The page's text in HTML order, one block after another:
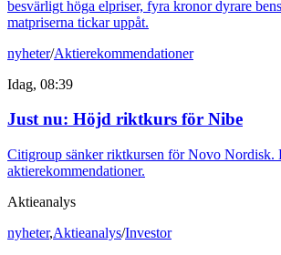
besvärligt höga elpriser, fyra kronor dyrare
matpriserna tickar uppåt.
nyheter/Aktierekommendationer
Idag, 08:39
Just nu: Höjd riktkurs för Nibe
Citigroup sänker riktkursen för Novo Nordisk.
aktierekommendationer.
Aktieanalys
nyheter,Aktieanalys/Investor